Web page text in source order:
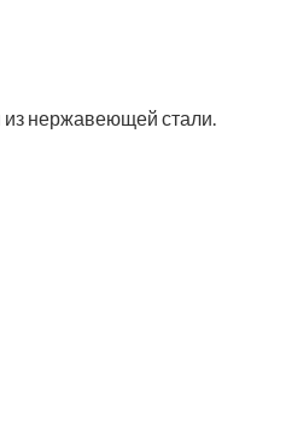
из нержавеющей стали.